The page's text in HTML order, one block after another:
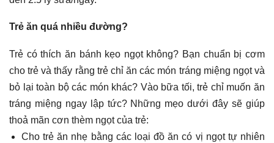
Trẻ ăn quá nhiều đường?
Trẻ có thích ăn bánh kẹo ngọt không? Bạn chuẩn bị cơm
cho trẻ và thấy rằng trẻ chỉ ăn các món tráng miệng ngọt và
bỏ lại toàn bộ các món khác? Vào bữa tối, trẻ chỉ muốn ăn
tráng miệng ngay lập tức? Những mẹo dưới đây sẽ giúp
thoả mãn cơn thèm ngọt của trẻ:
Cho trẻ ăn nhẹ bằng các loại đồ ăn có vị ngọt tự nhiên